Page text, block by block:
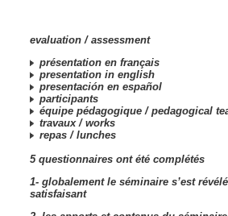
evaluation / assessment
présentation en français
presentation in english
presentación en español
participants
équipe pédagogique / pedagogical
travaux / works
repas / lunches
5 questionnaires ont été complétés
1- globalement le séminaire s’est
satisfaisant